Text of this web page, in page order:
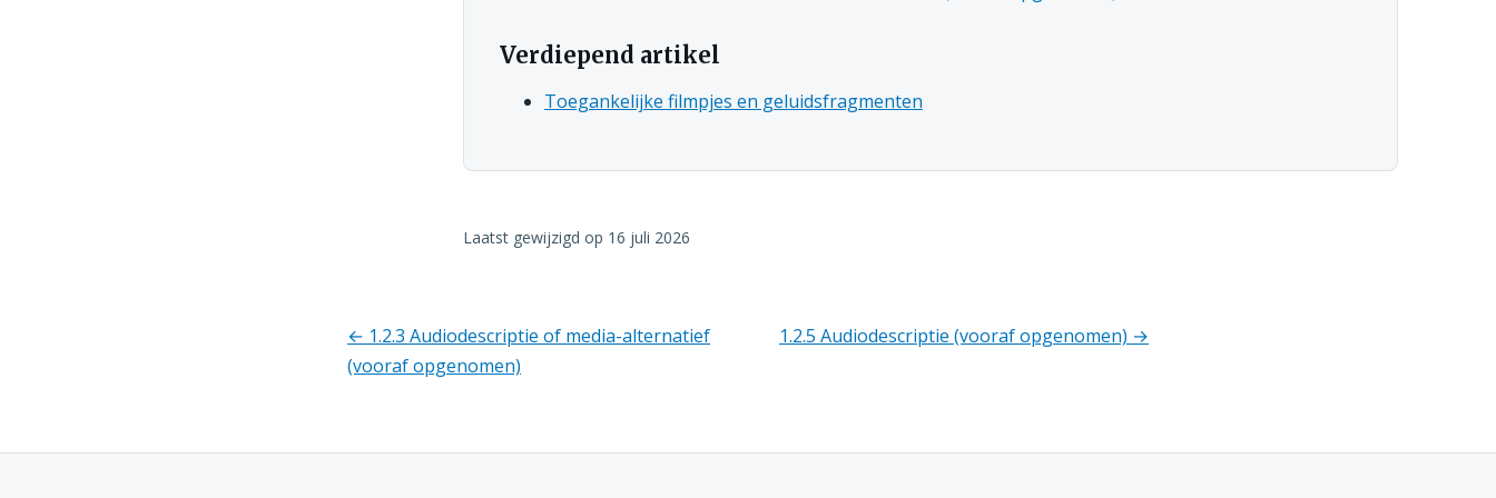
Verdiepend artikel
Toegankelijke filmpjes en geluidsfragmenten
Laatst gewijzigd op 16 juli 2026
Richtlijnen
← 1.2.3 Audiodescriptie of media-alternatief
(vooraf opgenomen)
1.2.5 Audiodescriptie (vooraf opgenomen) →